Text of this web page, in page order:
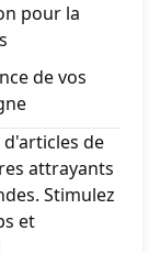
pour la
de vos
de
attrayants
Stimulez
et